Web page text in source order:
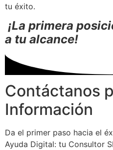
tu éxito.
¡La primera
a tu alcance!
Contáctanos
Información
Da el primer paso hacia el
Ayuda Digital: tu Consultor